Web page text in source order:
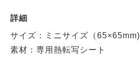
詳細
サイズ：ミニサイズ（65×65mm)
素材：専用熱転写シート